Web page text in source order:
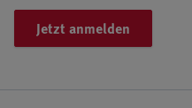
Jetzt anmelden